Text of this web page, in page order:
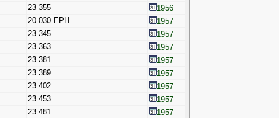
23 355
1956
20 030 EPH
1957
23 345
1957
23 363
1957
23 381
1957
23 389
1957
23 402
1957
23 453
1957
23 481
1957